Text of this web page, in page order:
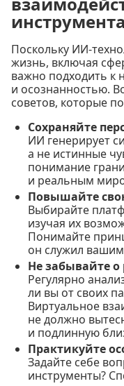
Поскольку ИИ-
жизнь, включая
важно подходить к
и осознанностью.
советов, которые
Сохраняйте
ИИ генерирует
а не истинные
понимание
и реальным
Повышайте
Выбирайте
изучая их
Понимайте
он служил
Не забывайте
Регулярно
ли вы от своих
Виртуальное
не должно
и подлинную
Практикуйте
Задайте себе
инструменты?